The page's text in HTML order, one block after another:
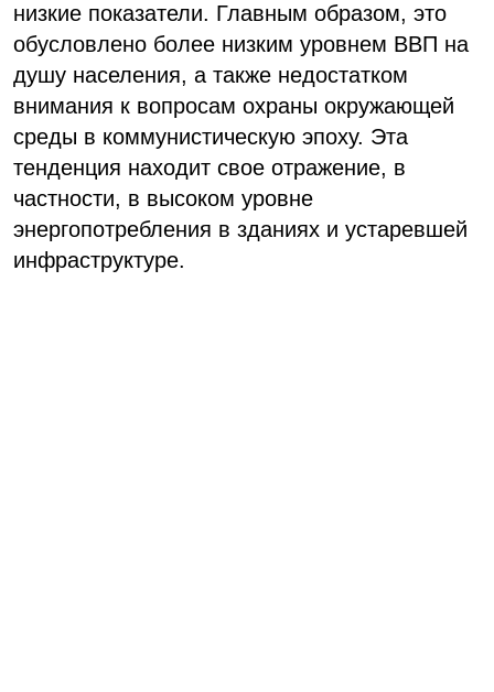
низкие показатели. Главным образом, это
обусловлено более низким уровнем ВВП на
душу населения, а также недостатком
внимания к вопросам охраны окружающей
среды в коммунистическую эпоху. Эта
тенденция находит свое отражение, в
частности, в высоком уровне
энергопотребления в зданиях и устаревшей
инфраструктуре.